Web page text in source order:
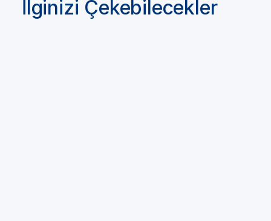
İlginizi Çekebilecekler